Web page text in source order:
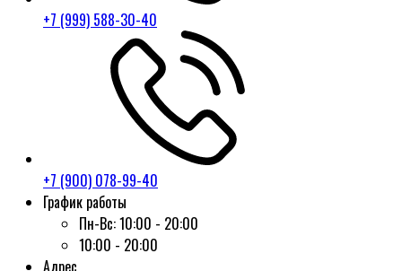
+7 (999) 588-30-40
+7 (900) 078-99-40
График работы
Пн-Вс:10:00 - 20:00
10:00 - 20:00
Адрес